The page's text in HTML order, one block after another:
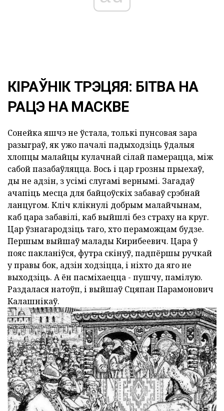
КІРАЎНІК ТРЭЦЯЯ: БІТВА НА
РАЦЭ НА МАСКВЕ
Сонейка яшчэ не ўстала, толькі пунсовая зара
разыграў, як ужо пачалі падыходзіць ўдалыя
хлопцы малайцы кулачнай сілай памерацца, між
сабой пазабаўляцца. Вось і цар грозны прыехаў,
ды не адзін, з усімі слугамі вернымі. Загадаў
ачапіць месца для байцоўскіх забаваў срэбнай
ланцугом. Кліч клікнулі добрым малайчынам,
каб цара забавілі, каб выйшлі без страху на круг.
Цар ўзнагародзіць таго, хто пераможцам будзе.
Першым выйшаў малады Кирибеевич. Цара ў
пояс пакланіўся, футра скінуў, падпёршы ручкай
у правы бок, адзін ходзіцца, і ніхто да яго не
выходзіць. А ён пасміхаецца - пушчу, памілую.
Раздалася натоўп, і выйшаў Сцяпан Парамонович
Калашнікаў.